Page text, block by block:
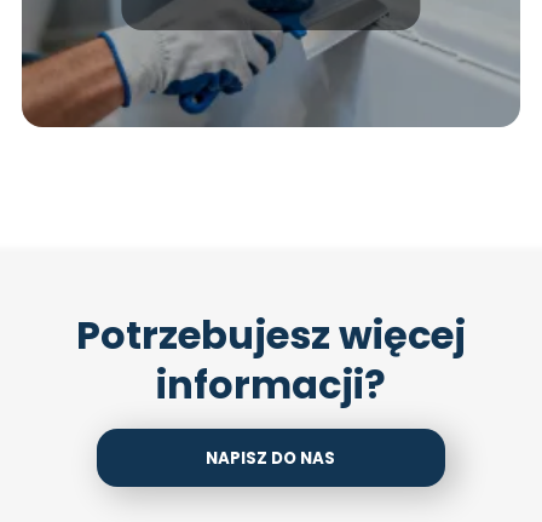
Potrzebujesz więcej
informacji?
NAPISZ DO NAS